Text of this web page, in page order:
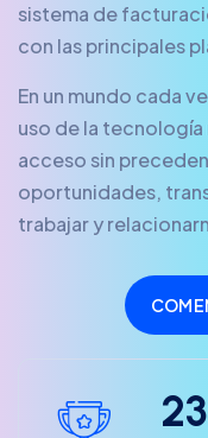
sistema de
con las principales
En un mundo cada
uso de la
acceso sin
oportunidades,
trabajar y
23